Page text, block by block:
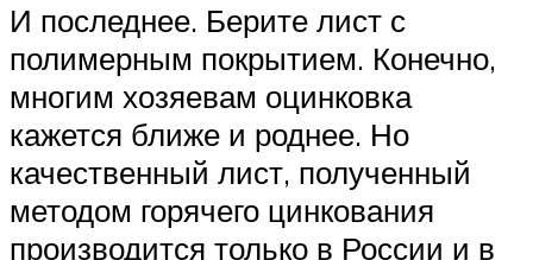
И последнее. Берите лист с
полимерным покрытием. Конечно,
многим хозяевам оцинковка
кажется ближе и роднее. Но
качественный лист, полученный
методом горячего цинкования
производится только в России и в